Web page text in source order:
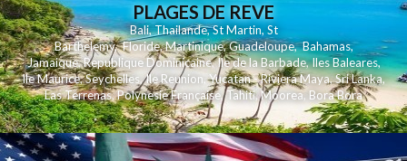
PLAGES DE REVE
Bali,Thailande,St Martin,St
Barthelemy,Floride,Martinique,Guadeloupe,Bahamas,
Jamaique,Republique Dominicaine,Ile de la Barbade,Iles Baleares,
Ile Maurice,Seychelles,Ile Reunion,Yucatan - Riviera Maya,Sri Lanka,
Las Terrenas,Polynesie Française,Tahiti,Moorea, Bora Bora